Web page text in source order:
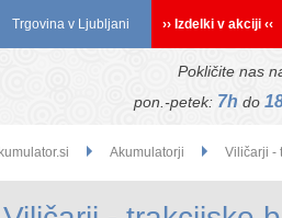
Trgovina v Ljubljani ›› Izdelki v akciji ‹‹
Pokličite nas
pon.-petek: 7h do
Akumulatorji Viličarji -